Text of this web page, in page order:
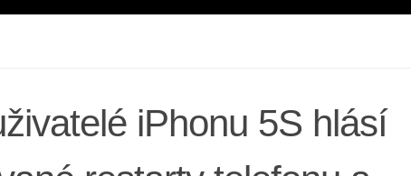
iPhonu 5S hlásí